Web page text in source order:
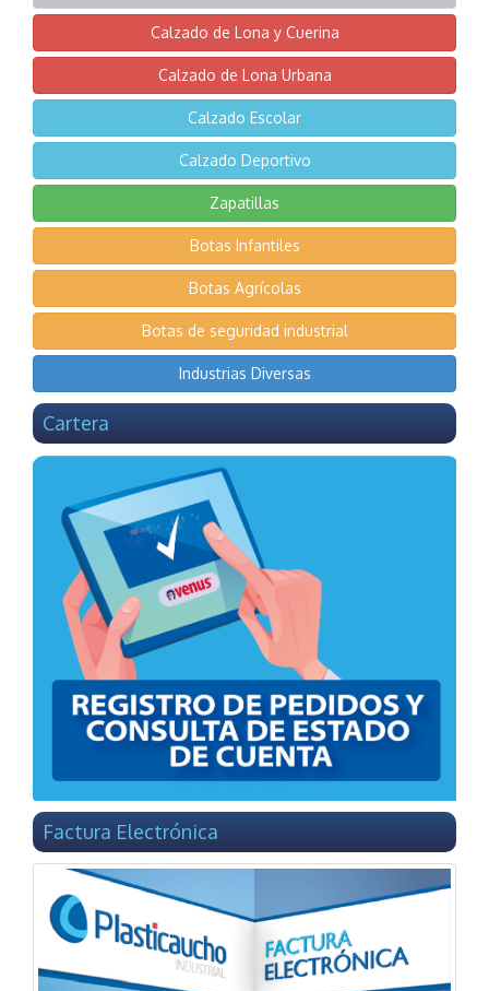
Calzado de Lona y Cuerina
Calzado de Lona Urbana
Calzado Escolar
Calzado Deportivo
Zapatillas
Botas Infantiles
Botas Agrícolas
Botas de seguridad industrial
Industrias Diversas
Cartera
Factura Electrónica